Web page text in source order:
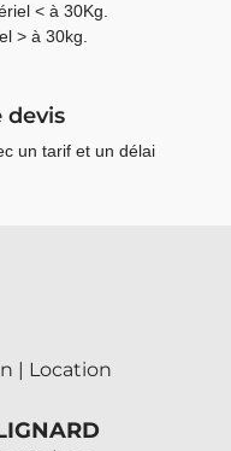
< à 30Kg.
> à 30kg.
devis
un tarif et un délai
| Location